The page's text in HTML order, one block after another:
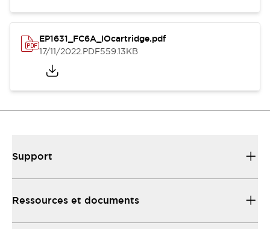
EP1631_FC6A_IOcartridge.pdf
17/11/2022.PDF559.13KB
Support
Ressources et documents